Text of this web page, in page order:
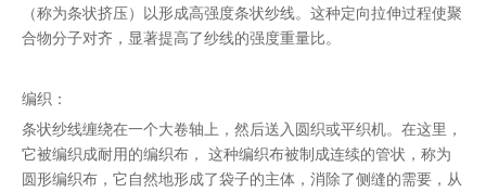
（称为条状挤压）以形成高强度条状纱线。这种定向拉伸过程使聚
合物分子对齐，显著提高了纱线的强度重量比。
编织：
条状纱线缠绕在一个大卷轴上，然后送入圆织或平织机。在这里，
它被编织成耐用的编织布， 这种编织布被制成连续的管状，称为
圆形编织布，它自然地形成了袋子的主体，消除了侧缝的需要，从